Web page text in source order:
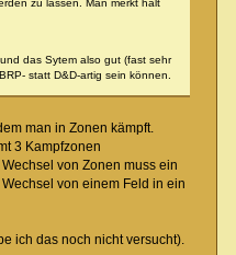
zu lassen. Man merkt halt
das Sytem also gut (fast sehr
statt D&D-artig sein können.
man in Zonen kämpft.
3 Kampfzonen
von Zonen muss ein
von einem Feld in ein
ich das noch nicht versucht).